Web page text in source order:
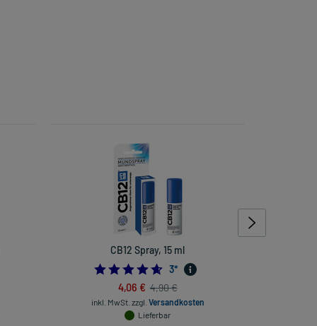
CB12 Spray, 15 ml
4.666666666666667
3*
4,06 € 4,90 €
inkl. MwSt. zzgl. Versandkosten
Lieferbar